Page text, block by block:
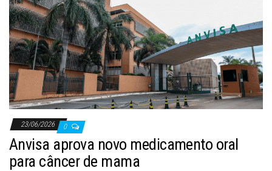
23/06/2026 0
Anvisa aprova novo medicamento oral
para câncer de mama